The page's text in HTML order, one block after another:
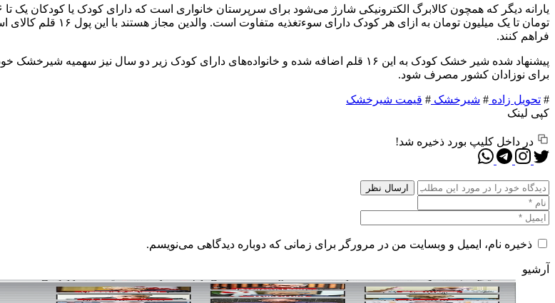
تومان تا یک میلیون
فراهم کنند.
پیشنهاد شده شیر خشک کودک به این ۱۶ قلم اضافه شده و خانواده‌های دارای کودک زیر دو سال
برای نوزادان کشور مصرف شود.
# تحویل زاده # شیرخشک # قیمت شیرخشک
کپی لینک
در داخل کلیپ بورد ذخیره شد!
ذخیره نام، ایمیل و وبسایت من در مرورگر برای زمانی که دوباره دیدگاهی می‌نویسم.
آرشیو